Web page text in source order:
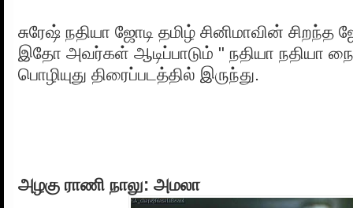
சுரேஷ் நதியா ஜோடி தமிழ் சினிமாவின் சிறந்த
இதோ அவர்கள் ஆடிப்பாடும் " நதியா நதியா
பொழியுது திரைப்படத்தில் இருந்து.
அழகு ராணி நாலு: அமலா